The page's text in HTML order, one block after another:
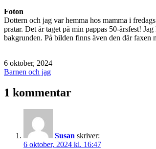
Foton
Dottern och jag var hemma hos mamma i
pratar. Det är taget på min pappas 50-årsfest!
bakgrunden. På bilden finns även den där faxen
Publicerat
den
6 oktober, 2024
Kategoriserat
Barnen och jag
1 kommentar
Susan skriver:
6 oktober, 2024 kl. 16:47